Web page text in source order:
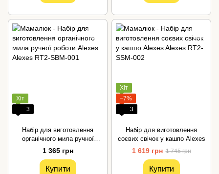
Хіт
3
Набір для виготовлення
органічного мила ручної
роботи Alexes
1 365 грн
Купити
Хіт
−7%
3
Набір для виготовлення
соєвих свічок у кашпо Alexes
1 619 грн 1 745 грн
Купити